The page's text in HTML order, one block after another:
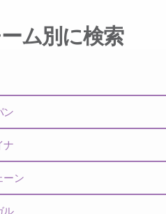
ム別に検索
ン
ナ
ーン
ル